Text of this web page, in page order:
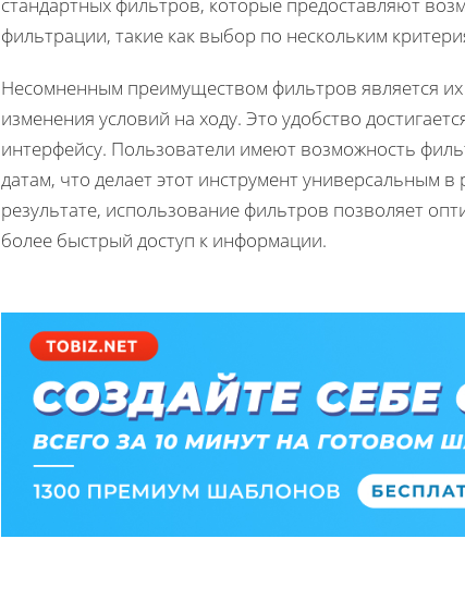
фильтрации, такие как выбор по нескольким
Несомненным преимуществом фильтров является
изменения условий на ходу. Это удобство
интерфейсу. Пользователи имеют возможность
датам, что делает этот инструмент универсальным
результате, использование фильтров позволяет
более быстрый доступ к информации.